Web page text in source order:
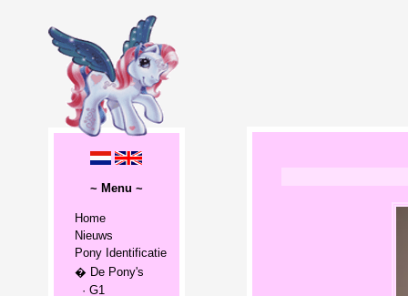
~ Menu ~
Home
Nieuws
Pony Identificatie
� De Pony's
· G1